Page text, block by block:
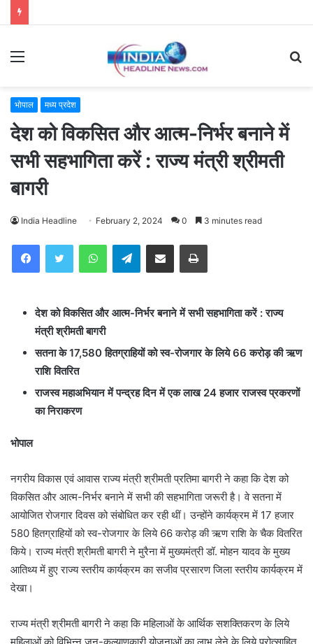
Menu
भोपाल मध्य प्रदेश
देश को विकसित और आत्म-निर्भर बनाने में
सभी सहभागिता करें : राज्य मंत्री श्रीमती
बागरी
India Headline February 2, 2024 0 3 minutes read
WhatsAppTelegramShare via Email Print
देश को विकसित और आत्म-निर्भर बनाने में सभी सहभागिता करें : राज्य
मंत्री श्रीमती बागरी
सतना के 17,580 हितग्राहियों को स्व-रोजगार के लिये 66 करोड़ की ऋण
राशि वितरित
राजस्व महाअभियान में पन्द्रह दिन में एक लाख 24 हजार राजस्व प्रकरणों
का निराकरण
भोपाल
नगरीय विकास एवं आवास राज्य मंत्री श्रीमती प्रतिमा बागरी ने कहा कि देश को
विकसित और आत्म-निर्भर बनाने में सभी की सहभागिता जरूरी है। वे सतना में
आयोजित रोजगार दिवस को संबोधित कर रही थीं। उन्होंने कार्यक्रम में 17 हजार
580 हितग्राहियों को स्व-रोजगार के लिये 66 करोड़ की ऋण राशि के चैक वितरित
किये। राज्य मंत्री श्रीमती बागरी ने मुरैना में मुख्यमंत्री डॉ. मोहन यादव के मुख्य
आतिथ्य में हुए राज्य स्तरीय कार्यक्रम का सजीव प्रसारण जिला स्तरीय कार्यक्रम में
देखा।
राज्य मंत्री श्रीमती बागरी ने कहा कि महिलाओं के आर्थिक सशक्तिकरण के लिये